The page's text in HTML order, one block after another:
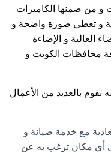
و من ضمنها الكاميرات
و تعطي صورة واضحة و
العالية و الإضاءة
محافظات الكويت و
بقوم بالعديد من الأعمال
مع خدمة صيانة و
أي مكان ترغب به عن